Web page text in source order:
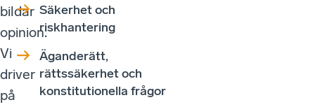
bildar
opinion.
Vi
driver
på
Säkerhet och
riskhantering
Äganderätt,
rättssäkerhet och
konstitutionella frågor